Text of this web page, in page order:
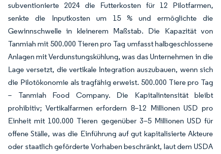
subventionierte 2024 die Futterkosten für 12 Pilotfarmen,
senkte die Inputkosten um 15 % und ermöglichte die
Gewinnschwelle in kleinerem Maßstab. Die Kapazität von
Tanmiah mit 500.000 Tieren pro Tag umfasst halbgeschlossene
Anlagen mit Verdunstungskühlung, was das Unternehmen in die
Lage versetzt, die vertikale Integration auszubauen, wenn sich
die Pilotökonomie als tragfähig erweist. 500.000 Tiere pro Tag
– Tanmiah Food Company. Die Kapitalintensität bleibt
prohibitiv; Vertikalfarmen erfordern 8–12 Millionen USD pro
Einheit mit 100.000 Tieren gegenüber 3–5 Millionen USD für
offene Ställe, was die Einführung auf gut kapitalisierte Akteure
oder staatlich geförderte Vorhaben beschränkt, laut dem USDA